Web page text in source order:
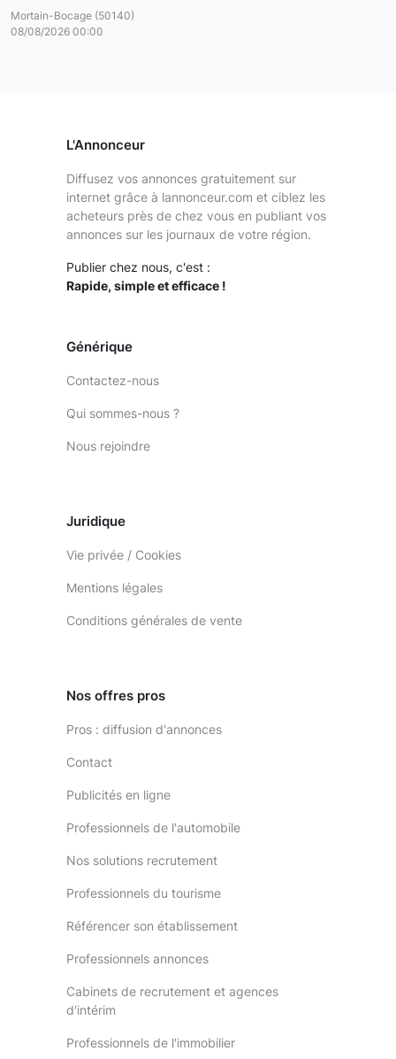
Mortain-Bocage (50140)
08/08/2026 00:00
L'Annonceur
Diffusez vos annonces gratuitement sur
internet grâce à lannonceur.com et ciblez les
acheteurs près de chez vous en publiant vos
annonces sur les journaux de votre région.
Publier chez nous, c'est :
Rapide, simple et efficace !
Générique
Contactez-nous
Qui sommes-nous ?
Nous rejoindre
Juridique
Vie privée / Cookies
Mentions légales
Conditions générales de vente
Nos offres pros
Pros : diffusion d'annonces
Contact
Publicités en ligne
Professionnels de l'automobile
Nos solutions recrutement
Professionnels du tourisme
Référencer son établissement
Professionnels annonces
Cabinets de recrutement et agences
d'intérim
Professionnels de l'immobilier